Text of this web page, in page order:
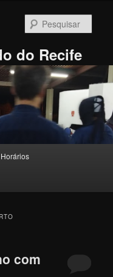
do Recife
com